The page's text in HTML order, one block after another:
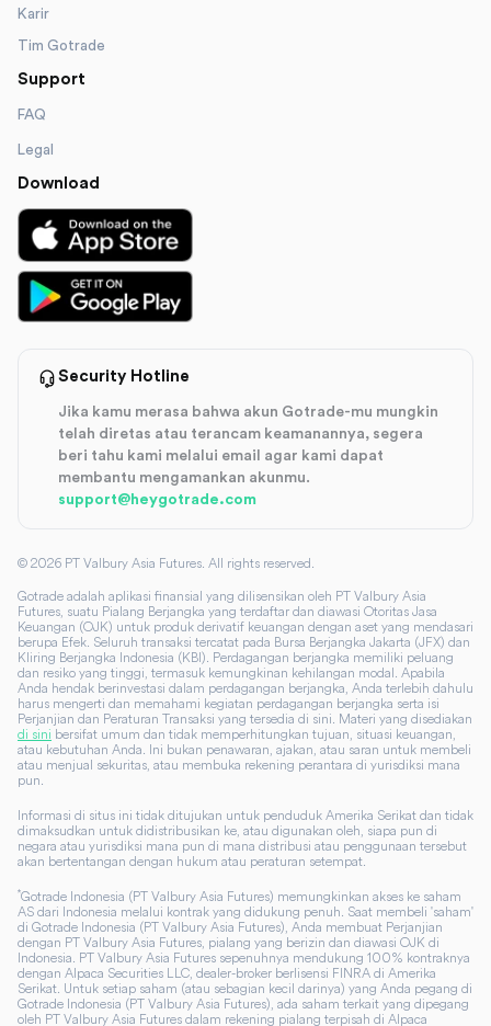
Karir
Tim Gotrade
Support
FAQ
Legal
Download
Security Hotline
Jika kamu merasa bahwa akun Gotrade-mu mungkin
telah diretas atau terancam keamanannya, segera
beri tahu kami melalui email agar kami dapat
membantu mengamankan akunmu.
support@heygotrade.com
© 2026 PT Valbury Asia Futures. All rights reserved.
Gotrade adalah aplikasi finansial yang dilisensikan oleh PT Valbury Asia
Futures, suatu Pialang Berjangka yang terdaftar dan diawasi Otoritas Jasa
Keuangan (OJK) untuk produk derivatif keuangan dengan aset yang mendasari
berupa Efek. Seluruh transaksi tercatat pada Bursa Berjangka Jakarta (JFX) dan
Kliring Berjangka Indonesia (KBI). Perdagangan berjangka memiliki peluang
dan resiko yang tinggi, termasuk kemungkinan kehilangan modal. Apabila
Anda hendak berinvestasi dalam perdagangan berjangka, Anda terlebih dahulu
harus mengerti dan memahami kegiatan perdagangan berjangka serta isi
Perjanjian dan Peraturan Transaksi yang tersedia di sini. Materi yang disediakan
di sini bersifat umum dan tidak memperhitungkan tujuan, situasi keuangan,
atau kebutuhan Anda. Ini bukan penawaran, ajakan, atau saran untuk membeli
atau menjual sekuritas, atau membuka rekening perantara di yurisdiksi mana
pun.
Informasi di situs ini tidak ditujukan untuk penduduk Amerika Serikat dan tidak
dimaksudkan untuk didistribusikan ke, atau digunakan oleh, siapa pun di
negara atau yurisdiksi mana pun di mana distribusi atau penggunaan tersebut
akan bertentangan dengan hukum atau peraturan setempat.
*Gotrade Indonesia (PT Valbury Asia Futures) memungkinkan akses ke saham
AS dari Indonesia melalui kontrak yang didukung penuh. Saat membeli 'saham'
di Gotrade Indonesia (PT Valbury Asia Futures), Anda membuat Perjanjian
dengan PT Valbury Asia Futures, pialang yang berizin dan diawasi OJK di
Indonesia. PT Valbury Asia Futures sepenuhnya mendukung 100% kontraknya
dengan Alpaca Securities LLC, dealer-broker berlisensi FINRA di Amerika
Serikat. Untuk setiap saham (atau sebagian kecil darinya) yang Anda pegang di
Gotrade Indonesia (PT Valbury Asia Futures), ada saham terkait yang dipegang
oleh PT Valbury Asia Futures dalam rekening pialang terpisah di Alpaca